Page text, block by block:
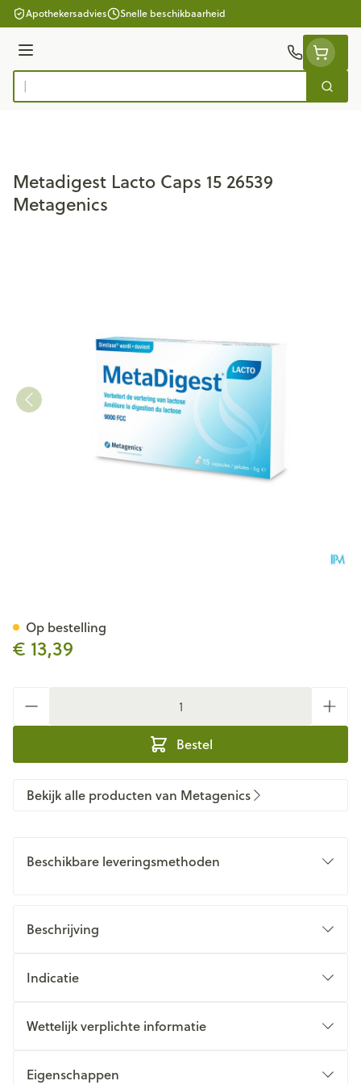
Ga naar de inhoud
Apothekersadvies Snelle beschikbaarheid
Menu
Product, merk, categorie... Zoek
Metadigest Lacto Caps 15 26539
Metagenics
€ 13,39
Bestel
Op bestelling
Bekijk alle producten van Metagenics
Beschikbare leveringsmethoden
Beschrijving
Indicatie
Wettelijk verplichte informatie
Eigenschappen